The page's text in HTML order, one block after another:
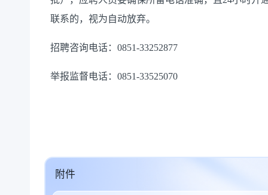
联系的，视为自动放弃。
招聘咨询电话：0851-33252877
举报监督电话：0851-33525070
附件